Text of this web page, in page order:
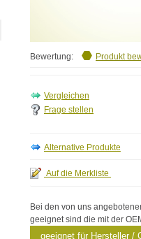
Bewertung: Produkt
Frage stellen
Bei den von uns
geeignet sind die mit der
geeignet für Hersteller /